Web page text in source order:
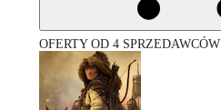
OFERTY OD 4 SPRZEDAWCÓW